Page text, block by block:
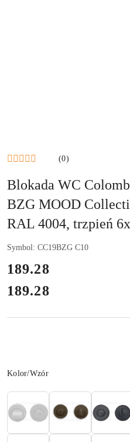
(0)
Blokada WC
BZG MOOD
RAL 4004, trzpień
Symbol: CC19BZG C10
cena:
189.28
Cena:
189.28
Wariant
Kolor/Wzór